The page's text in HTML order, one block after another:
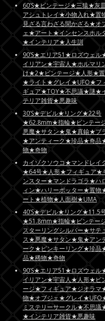
60’S★ビンテージ★三猿★灰
アシュトレイ★小物入れ★置
見ざる言わざる聞かざる★オ
ェ★アート★インセンスホル
★インテリア★人生訓
90’S★エリア51★ロズウェル
イリアン★宇宙人★ホルマリ
け★2★ビンテージ★人形★
★ライト★グレイ★UFO★フ
ギュア★TOY★不思議★謎★
テリア雑貨★悪趣味
30’S★デビル★リング★22号
★62.8mm★指輪★ビンテー
悪魔★サタン★鬼★真鍮★ブ
★アンティーク★珍品★奇品
物★奇物
カイゾクソウコ★マンドレイ
★64号★人形★フィギュア★
ンスター★マンドラゴラ★ハ
ィン★ハリーポッター★置物
ート★植物★人面樹★UMA
40’S★デビル★リング★11.5
★51.8mm★指輪★ビンテー
スターリングシルバー★サテ
ス★悪魔★サタン★鬼★アン
ーク★ピンキーリング★珍品
品★稀物★奇物
90’S★エリア51★ロズウェル
イリアン★宇宙人★人形★ビ
ージ★フィギュア★ジオラマ
物★オブジェ★グレイ
ミステリーサークル★不思議
★インテリア雑貨★悪趣味